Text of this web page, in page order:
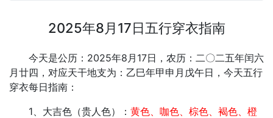
2025年8月17日五行穿衣指南
今天是公历：2025年8月17日，农历：二〇二五年闰六
月廿四，对应天干地支为：乙巳年甲申月戊午日，今天五行
穿衣每日指南：
1、大吉色（贵人色）： 黄色、咖色、棕色、褐色、橙